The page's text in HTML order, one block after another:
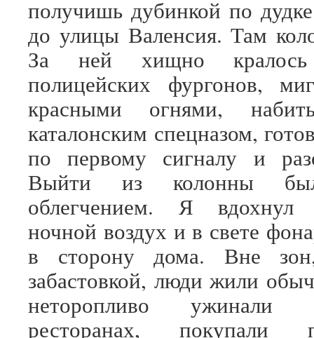
получишь дубинкой по
до улицы Валенсия. Там
За ней хищно
полицейских фургонов,
красными огнями,
каталонским спецназом,
по первому сигналу и
Выйти из колонны
облегчением. Я вдохнул
ночной воздух и в свете
в сторону дома. Вне
забастовкой, люди жили
неторопливо
ресторанах, покупали